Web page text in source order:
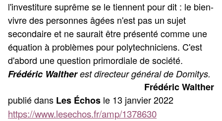
l'investiture suprême se le tiennent pour dit : le bien-
vivre des personnes âgées n'est pas un sujet
secondaire et ne saurait être présenté comme une
équation à problèmes pour polytechniciens. C'est
d'abord une question primordiale de société.
Frédéric Walther est directeur général de Domitys.
Frédéric Walther
publié dans Les Échos le 13 janvier 2022
https://www.lesechos.fr/amp/1378630